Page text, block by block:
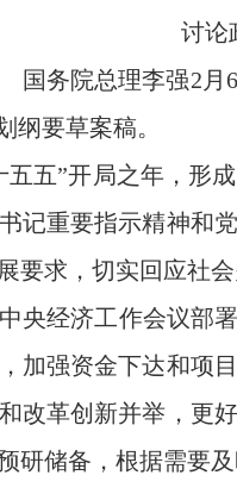
讨论
国务院总理李强2月
纲要草案稿。
五五”开局之年，形
记重要指示精神和
要求，切实回应社
央经济工作会议部
加强资金下达和项
改革创新并举，更
研储备，根据需要